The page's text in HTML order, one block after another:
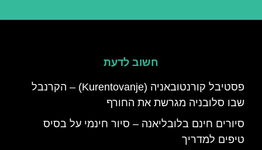
חשוב לדעת
פסטיבל קורנטובאניה (Kurentovanje) – הקרנבל
שבו סלובניה מגרשת את החורף
סיורים חינם בלובליאנה – סיור חינמי על בסיס
טיפים למדריך